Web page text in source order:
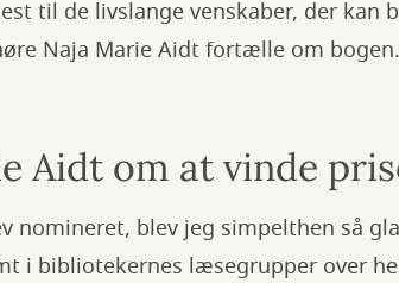
til de livslange venskaber, der kan
Naja Marie Aidt fortælle om bogen.
Aidt om at vinde
nomineret, blev jeg simpelthen så
i bibliotekernes læsegrupper over